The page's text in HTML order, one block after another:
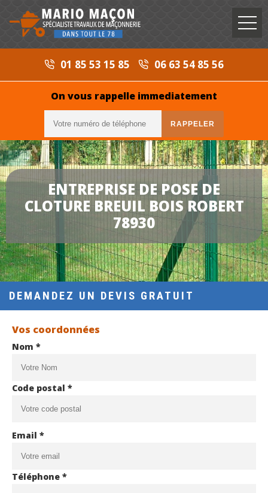
01 85 53 15 85 06 63 54 85 56
On vous rappelle immediatement
ENTREPRISE DE POSE DE
CLOTURE BREUIL BOIS ROBERT
78930
DEMANDEZ UN DEVIS GRATUIT
Vos coordonnées
Nom *
Code postal *
Email *
Téléphone *